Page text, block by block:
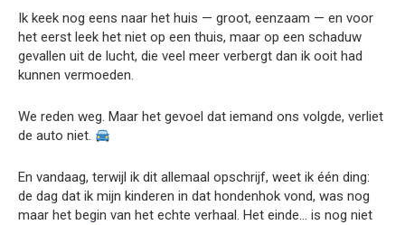
Ik keek nog eens naar het huis — groot, eenzaam — en voor
het eerst leek het niet op een thuis, maar op een schaduw
gevallen uit de lucht, die veel meer verbergt dan ik ooit had
kunnen vermoeden.
We reden weg. Maar het gevoel dat iemand ons volgde, verliet
de auto niet.
En vandaag, terwijl ik dit allemaal opschrijf, weet ik één ding:
de dag dat ik mijn kinderen in dat hondenhok vond, was nog
maar het begin van het echte verhaal. Het einde… is nog niet